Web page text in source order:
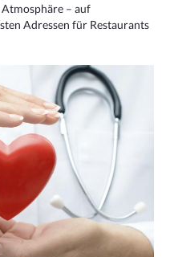
– auf
Adressen für Restaurants